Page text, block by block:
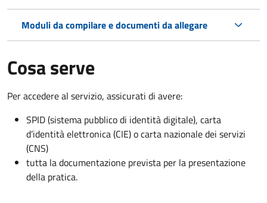
Moduli da compilare e documenti da allegare
Cosa serve
Per accedere al servizio, assicurati di avere:
SPID (sistema pubblico di identità digitale), carta
d’identità elettronica (CIE) o carta nazionale dei servizi
(CNS)
tutta la documentazione prevista per la presentazione
della pratica.